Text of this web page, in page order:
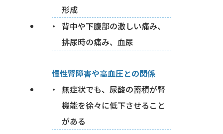
形成
背中や下腹部の激しい痛み、
排尿時の痛み、血尿
慢性腎障害や高血圧との関係
無症状でも、尿酸の蓄積が腎
機能を徐々に低下させること
がある